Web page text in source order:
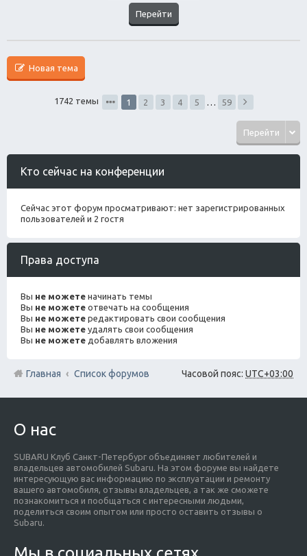
Новая тема
1742 темы 1 2 3 4 5 … 59
Перейти
Кто сейчас на конференции
Сейчас этот форум просматривают: нет зарегистрированных
пользователей и 2 гостя
Права доступа
Вы не можете начинать темы
Вы не можете отвечать на сообщения
Вы не можете редактировать свои сообщения
Вы не можете удалять свои сообщения
Вы не можете добавлять вложения
Часовой пояс: UTC+03:00
Главная Список форумов
О нас
SUBARU Клуб Санкт-Петербург объединяет любителей и
владельцев автомобилей Subaru. На этом форуме вы найдете
интересующую вас информацию по эксплуатации и ремонту
вашего автомобиля, отзывы владельцев, а так же сможете
познакомиться и пообщаться с интересными людьми,
поделиться своим опытом или просто оставить отзывы о
Subaru.